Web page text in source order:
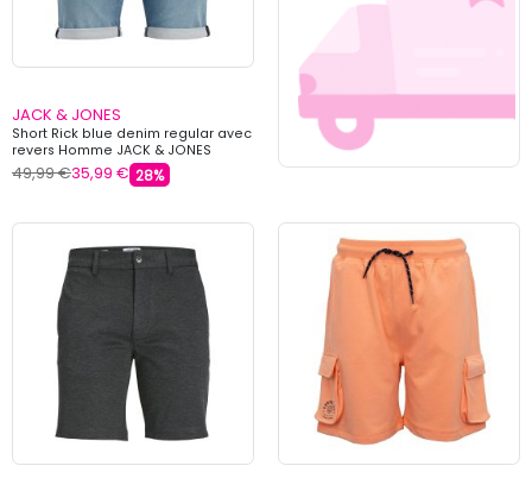
JACK & JONES
Short Rick blue denim regular avec
revers Homme JACK & JONES
49,99 €35,99 € 28%